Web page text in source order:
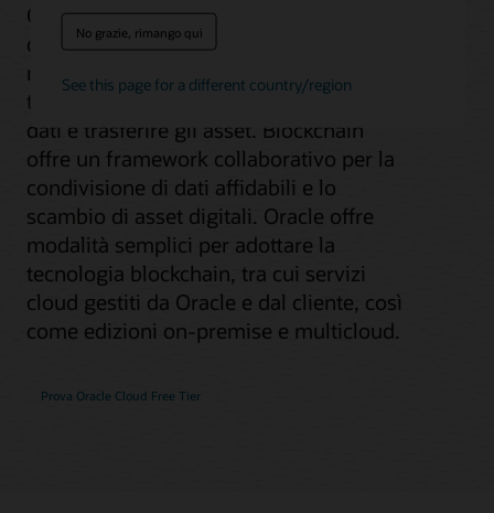
No grazie, rimango qui
See this page for a different country/region
Quando i ritmi aziendali richiedono una
collaborazione sicura con più parti, è
necessaria una soluzione che riunisca
tutti, in tempo reale, per condividere i
dati e trasferire gli asset. Blockchain
offre un framework collaborativo per la
condivisione di dati affidabili e lo
scambio di asset digitali. Oracle offre
modalità semplici per adottare la
tecnologia blockchain, tra cui servizi
cloud gestiti da Oracle e dal cliente, così
come edizioni on-premise e multicloud.
Prova Oracle Cloud Free Tier